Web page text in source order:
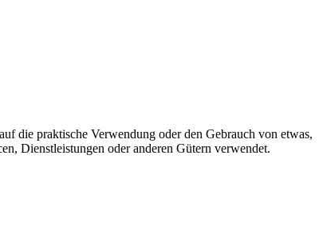
die praktische Verwendung oder den Gebrauch von etwas,
Dienstleistungen oder anderen Gütern verwendet.